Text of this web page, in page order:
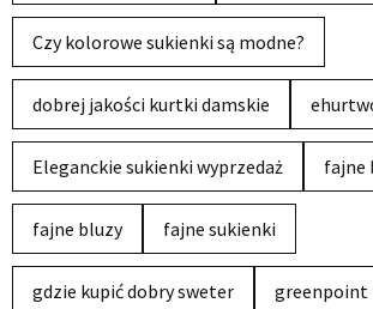
Czy kolorowe sukienki są modne?
dobrej jakości kurtki damskie
Eleganckie sukienki wyprzedaż fajne
fajne bluzy fajne sukienki
gdzie kupić dobry sweter greenpoint